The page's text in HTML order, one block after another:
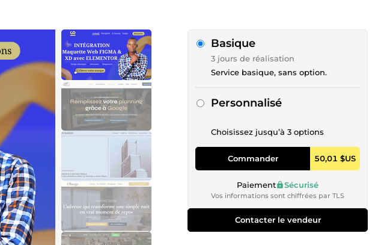
Basique
3 jours de réalisation
Service basique, sans option.
Personnalisé
Choisissez jusqu’à 3 options
Commander 50,01 $US
Paiement Sécurisé
Vos informations sont chiffrées par TLS
Contacter le vendeur